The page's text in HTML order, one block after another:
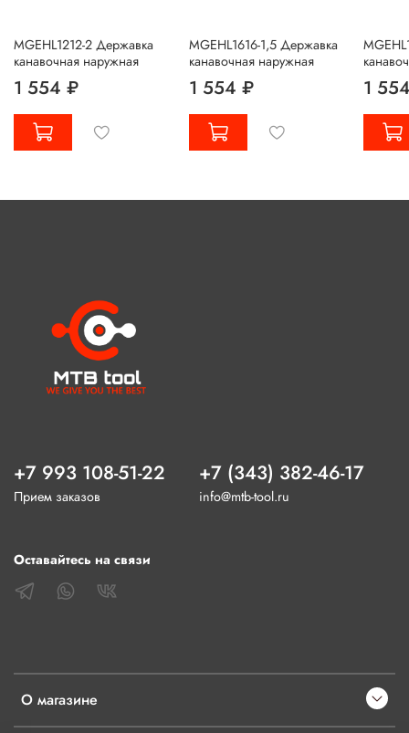
MGEHL1212-2 Державка
канавочная наружная
1 554 ₽
MGEHL1616-1,5 Державка
канавочная наружная
1 554 ₽ 1
О магазине
+7 993 108-51-22
Прием заказов
+7 (343) 382-46-17
info@mtb-tool.ru
Оставайтесь на связи